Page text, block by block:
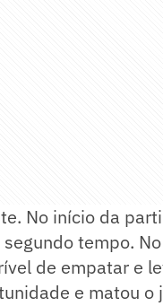
No início da
tempo.
de empatar e
e matou o